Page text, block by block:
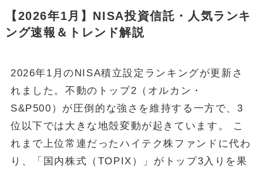
【2026年1月】NISA投資信託・人気ランキ
ング速報＆トレンド解説
2026年1月のNISA積立設定ランキングが更新さ
れました。不動のトップ2（オルカン・
S&P500）が圧倒的な強さを維持する一方で、3
位以下では大きな地殻変動が起きています。 こ
れまで上位常連だったハイテク株ファンドに代わ
り、「国内株式（TOPIX）」がトップ3入りを果